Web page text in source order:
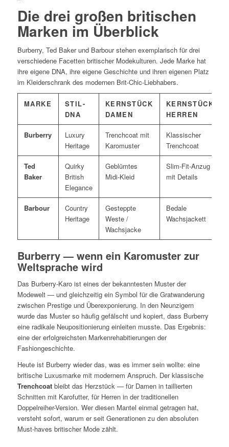
Die drei großen britischen
Marken im Überblick
Burberry, Ted Baker und Barbour stehen exemplarisch für drei
verschiedene Facetten britischer Modekulturen. Jede Marke hat
ihre eigene DNA, ihre eigene Geschichte und ihren eigenen Platz
im Kleiderschrank des modernen Brit-Chic-Liebhabers.
MARKE
STIL-
DNA
KERNSTÜCK
DAMEN
KERNSTÜCK
HERREN
Burberry
Luxury
Heritage
Trenchcoat mit
Karomuster
Klassischer
Trenchcoat
Ted
Baker
Quirky
British
Elegance
Geblümtes
Midi-Kleid
Slim-Fit-Anzug
mit Details
Barbour
Country
Heritage
Gesteppte
Weste /
Wachsjacke
Bedale
Wachsjackett
Burberry — wenn ein Karomuster zur
Weltsprache wird
Das Burberry-Karo ist eines der bekanntesten Muster der
Modewelt — und gleichzeitig ein Symbol für die Gratwanderung
zwischen Prestige und Überexponierung. In den Neunzigern
wurde das Muster so häufig gefälscht und kopiert, dass Burberry
eine radikale Neupositionierung einleiten musste. Das Ergebnis:
eine der erfolgreichsten Markenrehabitierungen der
Fashiongeschichte.
Heute ist Burberry wieder das, was es immer sein wollte: eine
britische Luxusmarke mit modernem Anspruch. Der klassische
Trenchcoatbleibt das Herzstück — für Damen in taillierten
Schnitten mit Karofutter, für Herren in der traditionellen
Doppelreiher-Version. Wer diesen Mantel einmal getragen hat,
versteht sofort, warum er seit Generationen zu den absoluten
Must-haves britischer Mode zählt.